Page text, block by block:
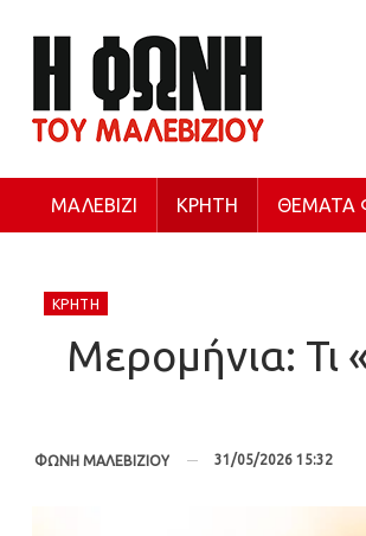
ΜΑΛΕΒΊΖΙ ΚΡΉΤΗ ΘΈΜΑΤΑ
ΚΡΉΤΗ
Μερομήνια: Τι
ΦΩΝΗ ΜΑΛΕΒΙΖΙΟΥ 31/05/2026 15:32